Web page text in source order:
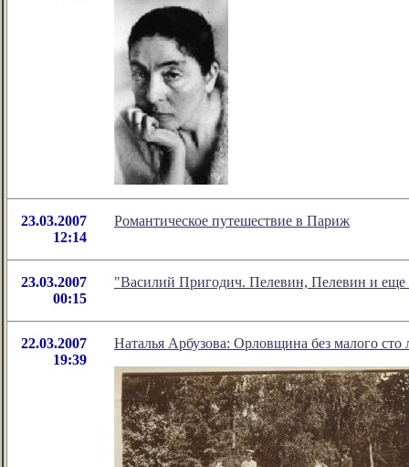
23.03.2007
12:14
Романтическое путешествие в Париж
23.03.2007
00:15
"Василий Пригодич. Пелевин, Пелевин и
22.03.2007
19:39
Наталья Арбузова: Орловщина без малого сто